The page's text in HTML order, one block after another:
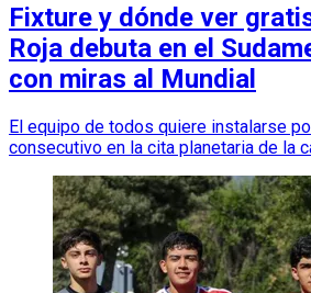
Fixture y dónde ver
Roja debuta en el
con miras al Mundial
El equipo de todos quiere instalarse
consecutivo en la cita planetaria de la